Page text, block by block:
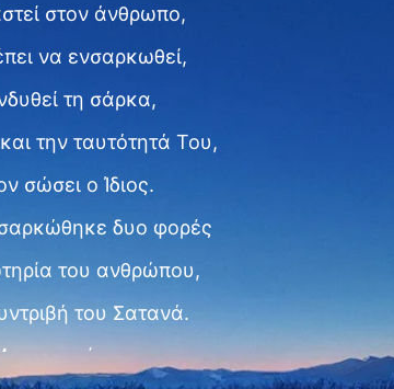
στον άνθρωπο,
να ενσαρκωθεί,
τη σάρκα,
την ταυτότητά Του,
σώσει ο Ίδιος.
δυο φορές
του ανθρώπου,
του Σατανά.
το πνεύμα